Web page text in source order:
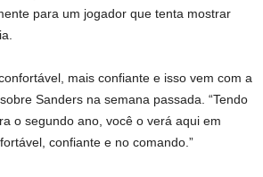
para um jogador que tenta mostrar
mais confiante e isso vem com a
Sanders na semana passada. “Tendo
o segundo ano, você o verá aqui em
confiante e no comando.”